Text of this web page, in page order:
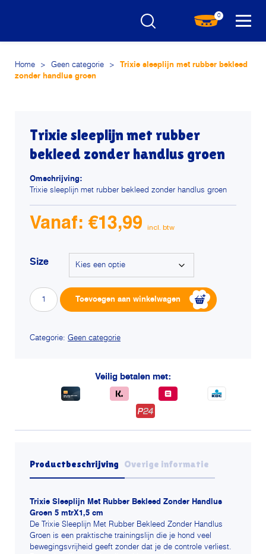
0
Home > Geen categorie >
Trixie sleeplijn met rubber bekleed
zonder handlus groen
Trixie sleeplijn met rubber
bekleed zonder handlus groen
Omschrijving:
Trixie sleeplijn met rubber bekleed zonder handlus groen
Vanaf: €13,99
Size
Trixie
sleeplijn
bekleed
Toevoegen aan winkelwagen
Categorie: Geen categorie
Veilig betalen met:
Productbeschrijving Overige informatie
Trixie Sleeplijn Met Rubber Bekleed Zonder Handlus
Groen 5 mtrX1,5 cm
De Trixie Sleeplijn Met Rubber Bekleed Zonder Handlus
Groen is een praktische trainingslijn die je hond veel
bewegingsvrijheid geeft zonder dat je de controle verliest.